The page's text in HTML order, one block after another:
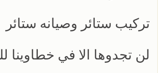
تركيب ستائر وصيانه ستائر
لن تجدوها الا في خطاوينا